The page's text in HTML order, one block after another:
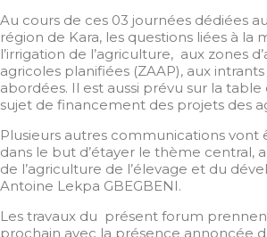
Au cours de ces 03 journées dédiées
région de Kara, les questions liées à la
l’irrigation de l’agriculture, aux zones
agricoles planifiées (ZAAP), aux
abordées. Il est aussi prévu sur la table
sujet de financement des projets des
Plusieurs autres communications vont
dans le but d’étayer le thème central,
de l’agriculture de l’élevage et du
Antoine Lekpa GBEGBENI.
Les travaux du présent forum
prochain avec la présence annoncée